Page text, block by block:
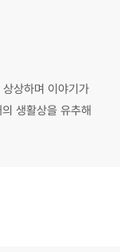
상상하며 이야기가
생활상을 유추해